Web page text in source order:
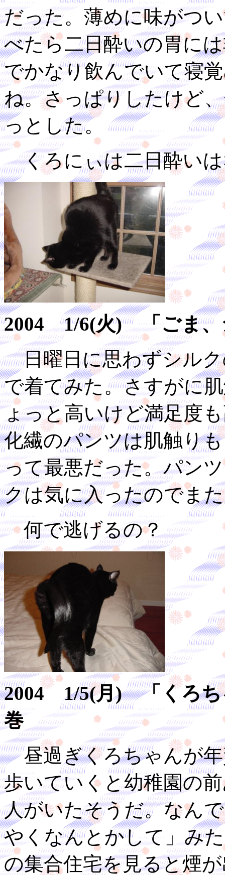
だった。薄めに味がつ
べたら二日酔いの胃に
でかなり飲んでいて寝
ね。さっぱりしたけど
っとした。
くろにぃは二日酔いは
2004 1/6(火) 「ごま、
日曜日に思わずシルク
で着てみた。さすがに
ょっと高いけど満足度
化繊のパンツは肌触り
って最悪だった。パン
クは気に入ったのでま
何で逃げるの？
2004 1/5(月) 「くろち
巻
昼過ぎくろちゃんが年
歩いていくと幼稚園の
人がいたそうだ。なん
やくなんとかして」み
の集合住宅を見ると煙